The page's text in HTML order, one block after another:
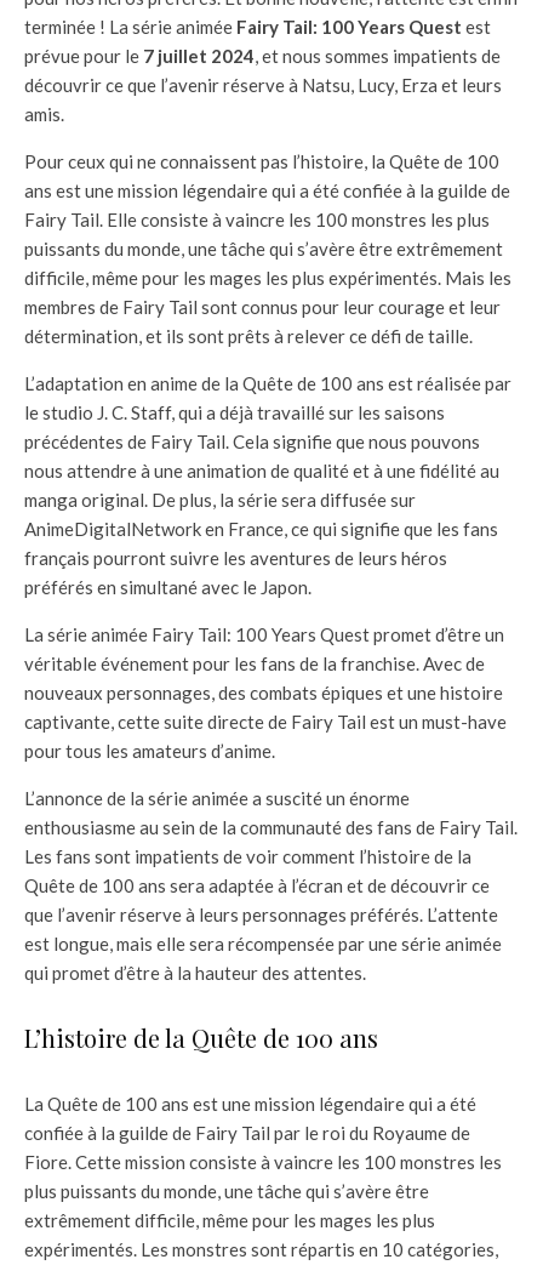
terminée ! La série animée Fairy Tail: 100 Years Quest est
prévue pour le 7 juillet 2024, et nous sommes impatients de
découvrir ce que l’avenir réserve à Natsu, Lucy, Erza et leurs
amis.
Pour ceux qui ne connaissent pas l’histoire, la Quête de 100
ans est une mission légendaire qui a été confiée à la guilde de
Fairy Tail. Elle consiste à vaincre les 100 monstres les plus
puissants du monde, une tâche qui s’avère être extrêmement
difficile, même pour les mages les plus expérimentés. Mais les
membres de Fairy Tail sont connus pour leur courage et leur
détermination, et ils sont prêts à relever ce défi de taille.
L’adaptation en anime de la Quête de 100 ans est réalisée par
le studio J. C. Staff, qui a déjà travaillé sur les saisons
précédentes de Fairy Tail. Cela signifie que nous pouvons
nous attendre à une animation de qualité et à une fidélité au
manga original. De plus, la série sera diffusée sur
AnimeDigitalNetwork en France, ce qui signifie que les fans
français pourront suivre les aventures de leurs héros
préférés en simultané avec le Japon.
La série animée Fairy Tail: 100 Years Quest promet d’être un
véritable événement pour les fans de la franchise. Avec de
nouveaux personnages, des combats épiques et une histoire
captivante, cette suite directe de Fairy Tail est un must-have
pour tous les amateurs d’anime.
L’annonce de la série animée a suscité un énorme
enthousiasme au sein de la communauté des fans de Fairy Tail.
Les fans sont impatients de voir comment l’histoire de la
Quête de 100 ans sera adaptée à l’écran et de découvrir ce
que l’avenir réserve à leurs personnages préférés. L’attente
est longue, mais elle sera récompensée par une série animée
qui promet d’être à la hauteur des attentes.
L’histoire de la Quête de 100 ans
La Quête de 100 ans est une mission légendaire qui a été
confiée à la guilde de Fairy Tail par le roi du Royaume de
Fiore. Cette mission consiste à vaincre les 100 monstres les
plus puissants du monde, une tâche qui s’avère être
extrêmement difficile, même pour les mages les plus
expérimentés. Les monstres sont répartis en 10 catégories,